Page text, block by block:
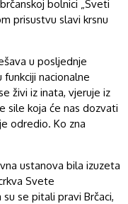
bolnici „Sveti
prisustvu slavi krsnu
u posljednje
nacionalne
živi iz inata, vjeruje iz
sile koja će nas dozvati
odredio. Ko zna
ustanova bila izuzeta
Svete
se pitali pravi Brčaci,